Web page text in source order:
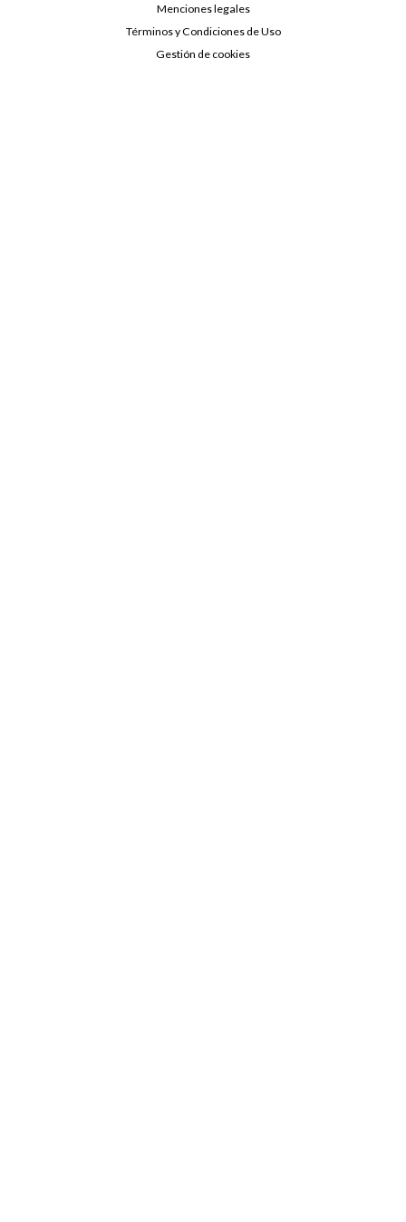
Menciones legales
Términos y Condiciones de Uso
Gestión de cookies